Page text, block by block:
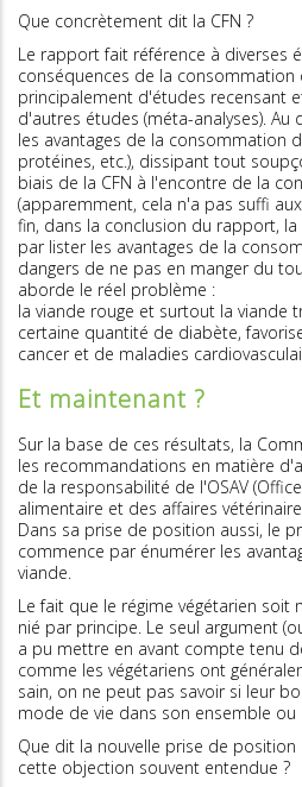
Que concrètement dit la CFN ?
Le rapport fait référence à diverses
conséquences de la consommation
principalement d'études recensant
d'autres études (méta-analyses).
les avantages de la consommation
protéines, etc.), dissipant tout
biais de la CFN à l'encontre de la
(apparemment, cela n'a pas suffi
fin, dans la conclusion du rapport,
par lister les avantages de la
dangers de ne pas en manger du
aborde le réel problème :
la viande rouge et surtout la viande
certaine quantité de diabète,
cancer et de maladies
Et maintenant ?
Sur la base de ces résultats, la
les recommandations en matière
de la responsabilité de l'OSAV
alimentaire et des affaires
Dans sa prise de position aussi, le
commence par énumérer les
viande.
Le fait que le régime végétarien soit
nié par principe. Le seul argument
a pu mettre en avant compte tenu
comme les végétariens ont
sain, on ne peut pas savoir si leur
mode de vie dans son ensemble ou
Que dit la nouvelle prise de
cette objection souvent entendue ?